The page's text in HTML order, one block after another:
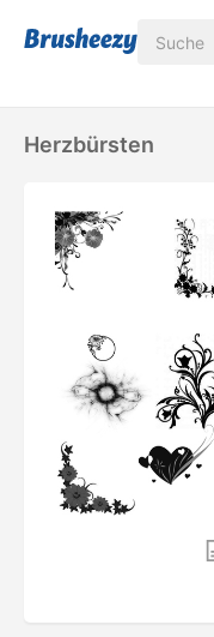
Herzbürsten